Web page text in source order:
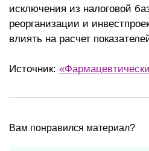
исключения из налоговой
реорганизации и
влиять на расчет
Источник:
Вам понравился материал?